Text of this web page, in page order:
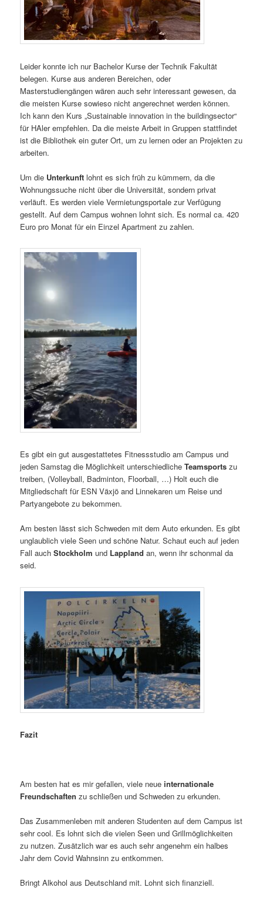
Leider konnte ich nur Bachelor Kurse der Technik Fakultät
belegen. Kurse aus anderen Bereichen, oder
Masterstudiengängen wären auch sehr interessant gewesen, da
die meisten Kurse sowieso nicht angerechnet werden können.
Ich kann den Kurs „Sustainable innovation in the buildingsector“
für HAler empfehlen. Da die meiste Arbeit in Gruppen stattfindet
ist die Bibliothek ein guter Ort, um zu lernen oder an Projekten zu
arbeiten.
Um die Unterkunft lohnt es sich früh zu kümmern, da die
Wohnungssuche nicht über die Universität, sondern privat
verläuft. Es werden viele Vermietungsportale zur Verfügung
gestellt. Auf dem Campus wohnen lohnt sich. Es normal ca. 420
Euro pro Monat für ein Einzel Apartment zu zahlen.
Es gibt ein gut ausgestattetes Fitnessstudio am Campus und
jeden Samstag die Möglichkeit unterschiedlicheTeamsports zu
treiben, (Volleyball, Badminton, Floorball, …) Holt euch die
Mitgliedschaft für ESN Växjö and Linnekaren um Reise und
Partyangebote zu bekommen.
Am besten lässt sich Schweden mit dem Auto erkunden. Es gibt
unglaublich viele Seen und schöne Natur. Schaut euch auf jeden
Fall auchStockholm und Lappland an, wenn ihr schonmal da
seid.
Fazit
Am besten hat es mir gefallen, viele neue internationale
Freundschaften zu schließen und Schweden zu erkunden.
Das Zusammenleben mit anderen Studenten auf dem Campus ist
sehr cool. Es lohnt sich die vielen Seen und Grillmöglichkeiten
zu nutzen. Zusätzlich war es auch sehr angenehm ein halbes
Jahr dem Covid Wahnsinn zu entkommen.
Bringt Alkohol aus Deutschland mit. Lohnt sich finanziell.